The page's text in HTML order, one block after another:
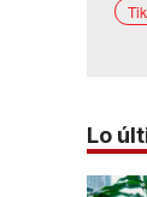
Lo